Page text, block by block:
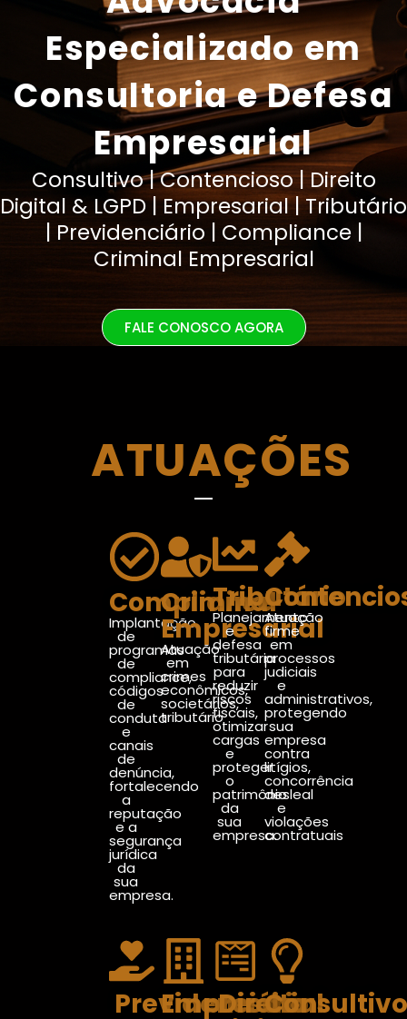
Especializado em
Consultoria e Defesa
Empresarial
Consultivo | Contencioso | Direito
Digital & LGPD | Empresarial | Tributário
| Previdenciário | Compliance |
Criminal Empresarial
FALE CONOSCO AGORA
ATUAÇÕES
Compliance
Implantação
de
programas
de
compliance,
códigos
de
conduta
e
canais
de
denúncia,
fortalecendo
a
reputação
e a
segurança
jurídica
da
sua
empresa.
Criminal
Empresarial
Atuação
em
crimes
econômicos,
societários,
tributário
Tributário
Planejamento
e
defesa
tributária
para
reduzir
riscos
fiscais,
otimizar
cargas
e
proteger
o
patrimônio
da
sua
empresa.
Atuação
firme
em
processos
judiciais
e
administrativos,
protegendo
sua
empresa
contra
litígios,
concorrência
desleal
e
violações
contratuais
Previdenciário
Empresarial
DireitoConsultivo